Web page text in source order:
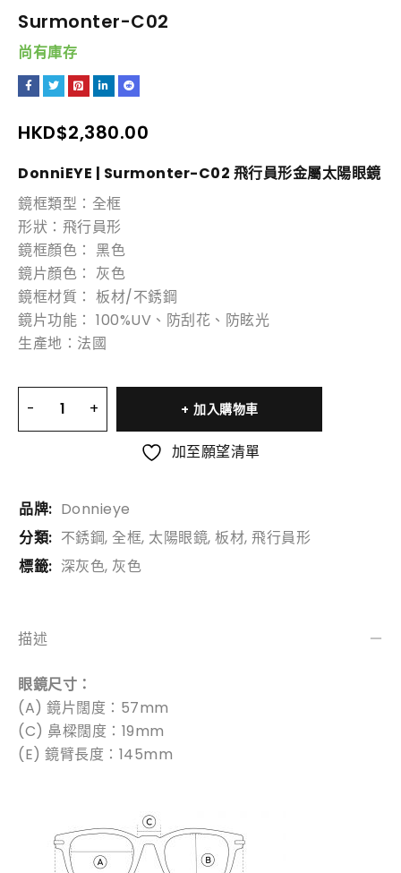
Surmonter-C02
尚有庫存
HKD$2,380.00
DonniEYE | Surmonter-C02 飛行員形金屬太陽眼鏡
鏡框類型：全框
形狀：飛行員形
鏡框顏色： 黑色
鏡片顏色： 灰色
鏡框材質： 板材/不銹鋼
鏡片功能： 100%UV、防刮花、防眩光
生產地：法國
加入購物車
加至願望清單
品牌: Donnieye
分類: 不銹鋼, 全框, 太陽眼鏡, 板材, 飛行員形
標籤: 深灰色, 灰色
描述
眼鏡尺寸：
(A) 鏡片闊度：57mm
(C) 鼻樑闊度：19mm
(E) 鏡臂長度：145mm